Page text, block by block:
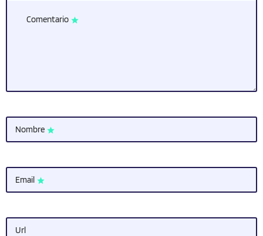
Comentario star
Nombre star
Email star
Url